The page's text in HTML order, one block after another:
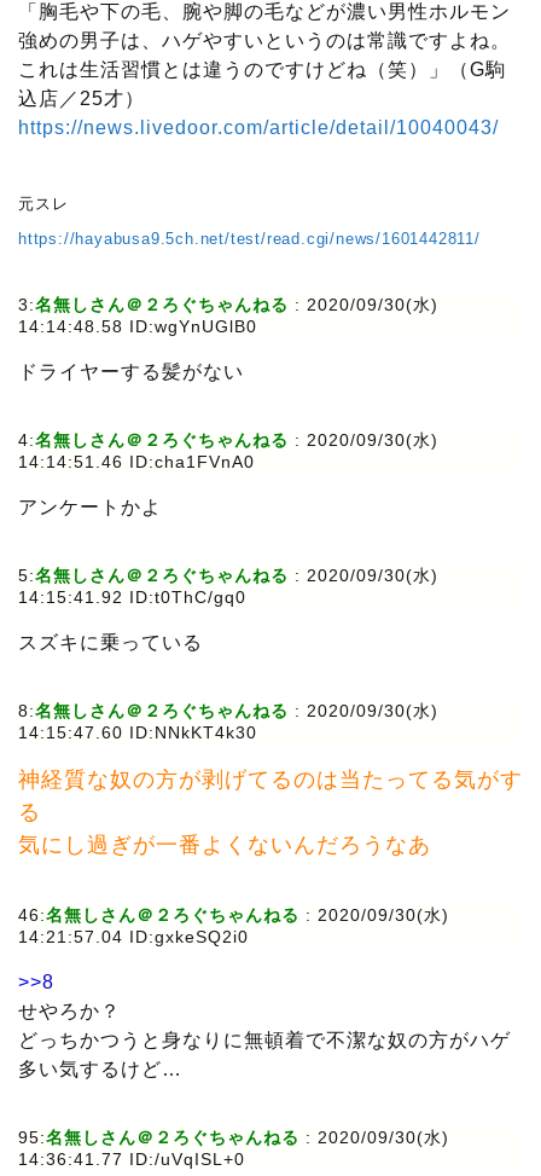
「胸毛や下の毛、腕や脚の毛などが濃い男性ホルモン
強めの男子は、ハゲやすいというのは常識ですよね。
これは生活習慣とは違うのですけどね（笑）」（G駒
込店／25才）
https://news.livedoor.com/article/detail/10040043/
元スレ
https://hayabusa9.5ch.net/test/read.cgi/news/1601442811/
3:名無しさん＠２ろぐちゃんねる : 2020/09/30(水)
14:14:48.58 ID:wgYnUGlB0
ドライヤーする髪がない
4:名無しさん＠２ろぐちゃんねる : 2020/09/30(水)
14:14:51.46 ID:cha1FVnA0
アンケートかよ
5:名無しさん＠２ろぐちゃんねる : 2020/09/30(水)
14:15:41.92 ID:t0ThC/gq0
スズキに乗っている
8:名無しさん＠２ろぐちゃんねる : 2020/09/30(水)
14:15:47.60 ID:NNkKT4k30
神経質な奴の方が剥げてるのは当たってる気がす
る
気にし過ぎが一番よくないんだろうなあ
46:名無しさん＠２ろぐちゃんねる : 2020/09/30(水)
14:21:57.04 ID:gxkeSQ2i0
>>8
せやろか？
どっちかつうと身なりに無頓着で不潔な奴の方がハゲ
多い気するけど…
95:名無しさん＠２ろぐちゃんねる : 2020/09/30(水)
14:36:41.77 ID:/uVqISL+0